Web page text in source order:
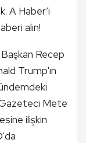
A Haber’i
alın!
Recep
Trump'ın
Mete
ilişkin